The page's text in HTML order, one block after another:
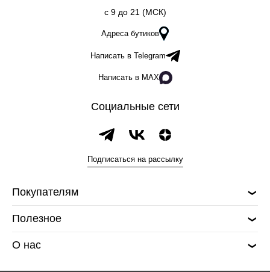
c 9 до 21 (МСК)
Адреса бутиков
Написать в Telegram
Написать в MAX
Социальные сети
Подписаться на рассылку
Покупателям
Полезное
О нас